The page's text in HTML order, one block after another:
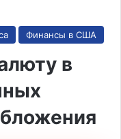
Финансы в США
в